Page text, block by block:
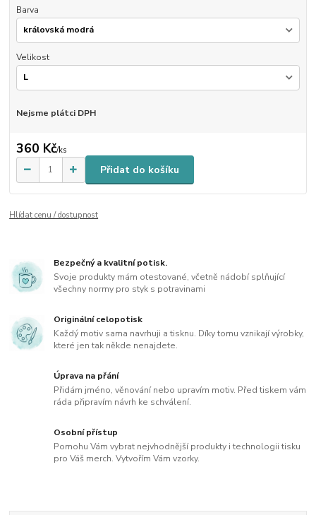
Barva
Velikost
Nejsme plátci DPH
360 Kč/ks
Přidat do košíku
Hlídat cenu / dostupnost
Bezpečný a kvalitní potisk.
Svoje produkty mám otestované, včetně nádobí splňující
všechny normy pro styk s potravinami
Originální celopotisk
Každý motiv sama navrhuji a tisknu. Díky tomu vznikají výrobky,
které jen tak někde nenajdete.
Úprava na přání
Přidám jméno, věnování nebo upravím motiv. Před tiskem vám
ráda připravím návrh ke schválení.
Osobní přístup
Pomohu Vám vybrat nejvhodnější produkty i technologii tisku
pro Váš merch. Vytvořím Vám vzorky.